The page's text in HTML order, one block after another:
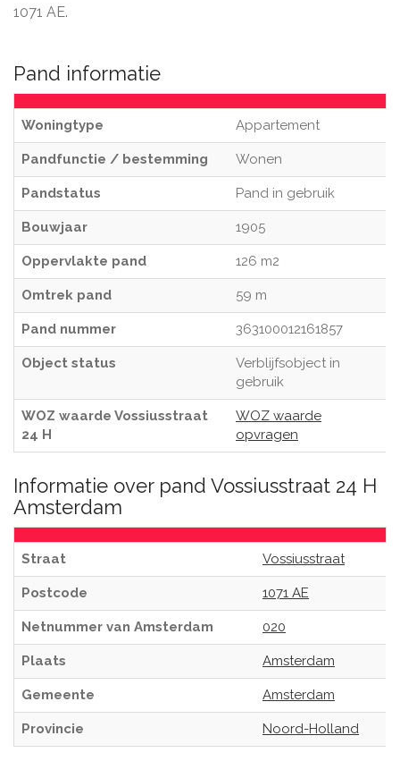
1071 AE.
Pand informatie
Woningtype Appartement
Pandfunctie / bestemming Wonen
Pandstatus Pand in gebruik
Bouwjaar 1905
Oppervlakte pand 126 m2
Omtrek pand 59 m
Pand nummer 363100012161857
Object status
Verblijfsobject in
gebruik
WOZ waarde Vossiusstraat
24 H
WOZ waarde
opvragen
Informatie over pand Vossiusstraat 24 H
Amsterdam
Straat Vossiusstraat
Postcode 1071 AE
Netnummer van Amsterdam 020
Plaats Amsterdam
Gemeente Amsterdam
Provincie Noord-Holland